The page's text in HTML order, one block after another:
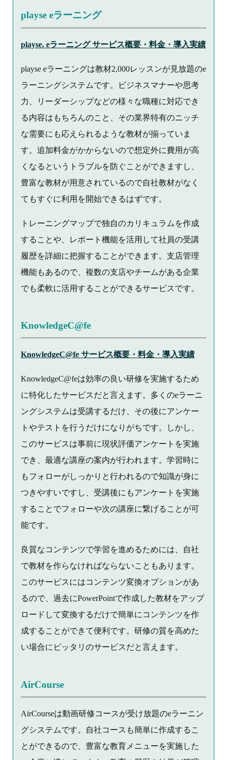
playse eラーニング
playse. eラーニング サービス概要・料金・導入実績
playse eラーニングは教材2,000レッスンが見放題のe
ラーニングシステムです。ビジネスマナーや思考
力、リーダーシップなどの様々な職種に対応でき
る内容はもちろんのこと、その業界特有のニッチ
な需要にも応えられるような教材が揃っていま
す。追加料金がかからないので想定外に費用が高
くなるというトラブルを防ぐことができますし、
豊富な教材が用意されているので自社教材がなく
てもすぐに利用を開始できるはずです。
トレーニングマップで独自のカリキュラムを作成
することや、レポート機能を活用して社員の受講
履歴を詳細に把握することができます。支店管理
機能もあるので、複数の支店やチームがある企業
でも柔軟に活用することができるサービスです。
KnowledgeC@fe
KnowledgeC@fe サービス概要・料金・導入実績
KnowledgeC@feは効率の良い研修を実施するため
に特化したサービスだと言えます。多くのeラーニ
ングシステムは受講するだけ、その後にアンケー
トやテストを行うだけになりがちです。しかし、
このサービスは事前に現状評価アンケートを実施
でき、最適な講座の案内が行われます。学習時に
もフォローがしっかりと行われるので知識が身に
つきやすいですし、受講後にもアンケートを実施
することでフォローや次の講座に繋げることが可
能です。
良質なコンテンツで学習を進めるためには、自社
で教材を作らなければならないこともあります。
このサービスにはコンテンツ変換オプションがあ
るので、過去にPowerPointで作成した教材をアップ
ロードして変換するだけで簡単にコンテンツを作
成することができて便利です。研修の質を高めた
い場合にピッタリのサービスだと言えます。
AirCourse
AirCourseは動画研修コースが受け放題のeラーニン
グシステムです。自社コースも簡単に作成するこ
とができるので、豊富な教育メニューを実施した